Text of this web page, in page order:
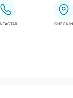
CHECK IN